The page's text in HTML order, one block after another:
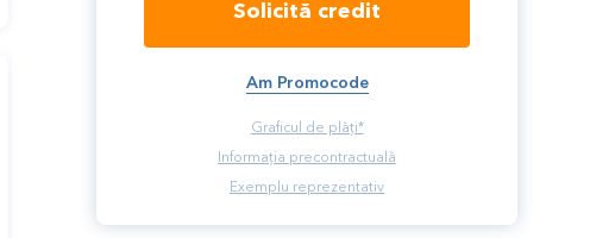
Solicită credit
Am Promocode
Graficul de plăți*
Informația precontractuală
Exemplu reprezentativ